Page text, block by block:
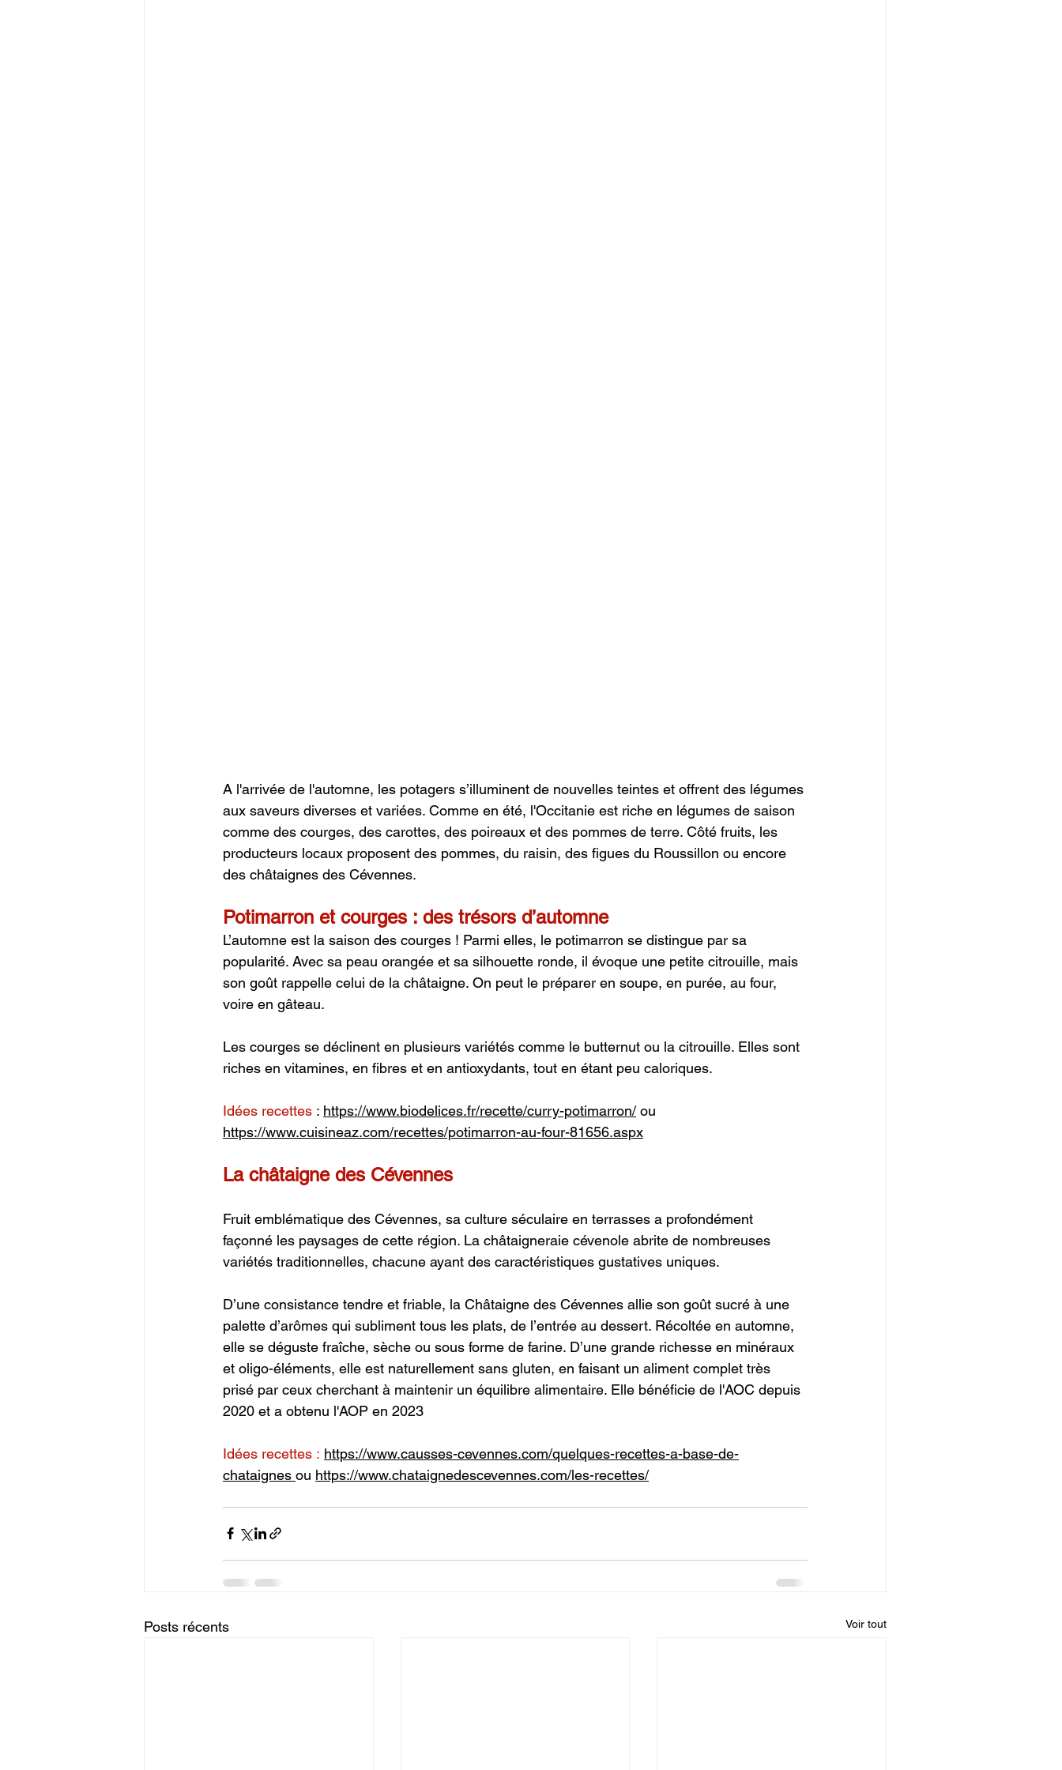
A l'arrivée de l'automne, les potagers s’illuminent de nouvelles teintes et offrent des légumes
aux saveurs diverses et variées. Comme en été, l'Occitanie est riche en légumes de saison
comme des courges, des carottes, des poireaux et des pommes de terre. Côté fruits, les
producteurs locaux proposent des pommes, du raisin, des figues du Roussillon ou encore
des châtaignes des Cévennes.
Potimarron et courges : des trésors d’automne
L’automne est la saison des courges ! Parmi elles, le potimarron se distingue par sa
popularité. Avec sa peau orangée et sa silhouette ronde, il évoque une petite citrouille, mais
son goût rappelle celui de la châtaigne. On peut le préparer en soupe, en purée, au four,
voire en gâteau.
Les courges se déclinent en plusieurs variétés comme le butternut ou la citrouille. Elles sont
riches en vitamines, en fibres et en antioxydants, tout en étant peu caloriques.
Idées recettes : https://www.biodelices.fr/recette/curry-potimarron/ ou
https://www.cuisineaz.com/recettes/potimarron-au-four-81656.aspx
La châtaigne des Cévennes
Fruit emblématique des Cévennes, sa culture séculaire en terrasses a profondément
façonné les paysages de cette région. La châtaigneraie cévenole abrite de nombreuses
variétés traditionnelles, chacune ayant des caractéristiques gustatives uniques.
D’une consistance tendre et friable, la Châtaigne des Cévennes allie son goût sucré à une
palette d’arômes qui subliment tous les plats, de l’entrée au dessert. Récoltée en automne,
elle se déguste fraîche, sèche ou sous forme de farine. D’une grande richesse en minéraux
et oligo-éléments, elle est naturellement sans gluten, en faisant un aliment complet très
prisé par ceux cherchant à maintenir un équilibre alimentaire. Elle bénéficie de l'AOC depuis
2020 et a obtenu l'AOP en 2023
Idées recettes : https://www.causses-cevennes.com/quelques-recettes-a-base-de-
chataignes ou https://www.chataignedescevennes.com/les-recettes/
Posts récents Voir tout